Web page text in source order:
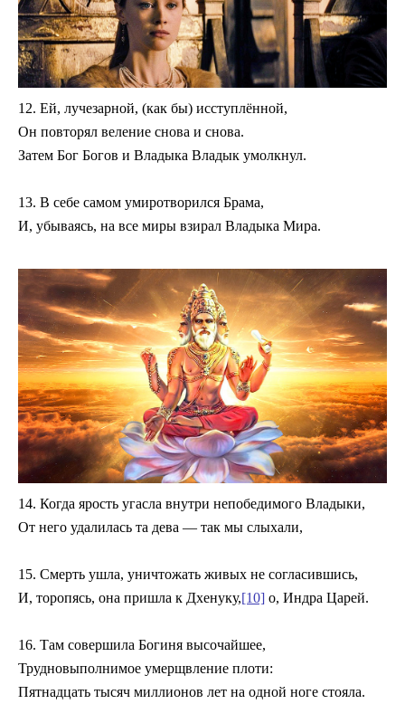
12. Ей, лучезарной, (как бы) исступлённой,
Он повторял веление снова и снова.
Затем Бог Богов и Владыка Владык умолкнул.
13. В себе самом умиротворился Брама,
И, убываясь, на все миры взирал Владыка Мира.
14. Когда ярость угасла внутри непобедимого Владыки,
От него удалилась та дева — так мы слыхали,
15. Смерть ушла, уничтожать живых не согласившись,
И, торопясь, она пришла к Дхенуку,[10] о, Индра Царей.
16. Там совершила Богиня высочайшее,
Трудновыполнимое умерщвление плоти:
Пятнадцать тысяч миллионов лет на одной ноге стояла.